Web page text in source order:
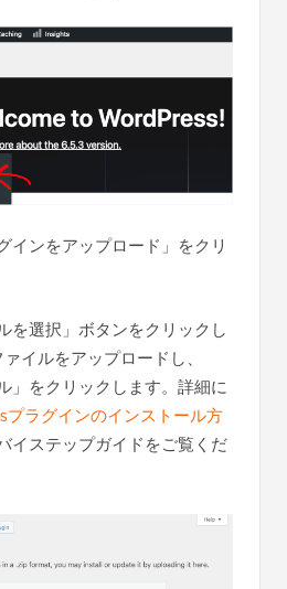
インをアップロード」をクリ
を選択」ボタンをクリックし
イルをアップロードし、
」をクリックします。詳細に
プラグインのインストール方
イステップガイドをご覧くだ